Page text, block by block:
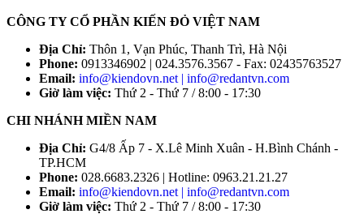
CÔNG TY CỔ PHẦN KIẾN ĐỎ VIỆT NAM
Địa Chỉ: Thôn 1, Vạn Phúc, Thanh Trì, Hà Nội
Phone: 0913346902 | 024.3576.3567 - Fax: 02435763527
Email: info@kiendovn.net | info@redantvn.com
Giờ làm việc: Thứ 2 - Thứ 7 / 8:00 - 17:30
CHI NHÁNH MIỀN NAM
Địa Chỉ: G4/8 Ấp 7 - X.Lê Minh Xuân - H.Bình Chánh -
TP.HCM
Phone: 028.6683.2326 | Hotline: 0963.21.21.27
Email: info@kiendovn.net | info@redantvn.com
Giờ làm việc: Thứ 2 - Thứ 7 / 8:00 - 17:30